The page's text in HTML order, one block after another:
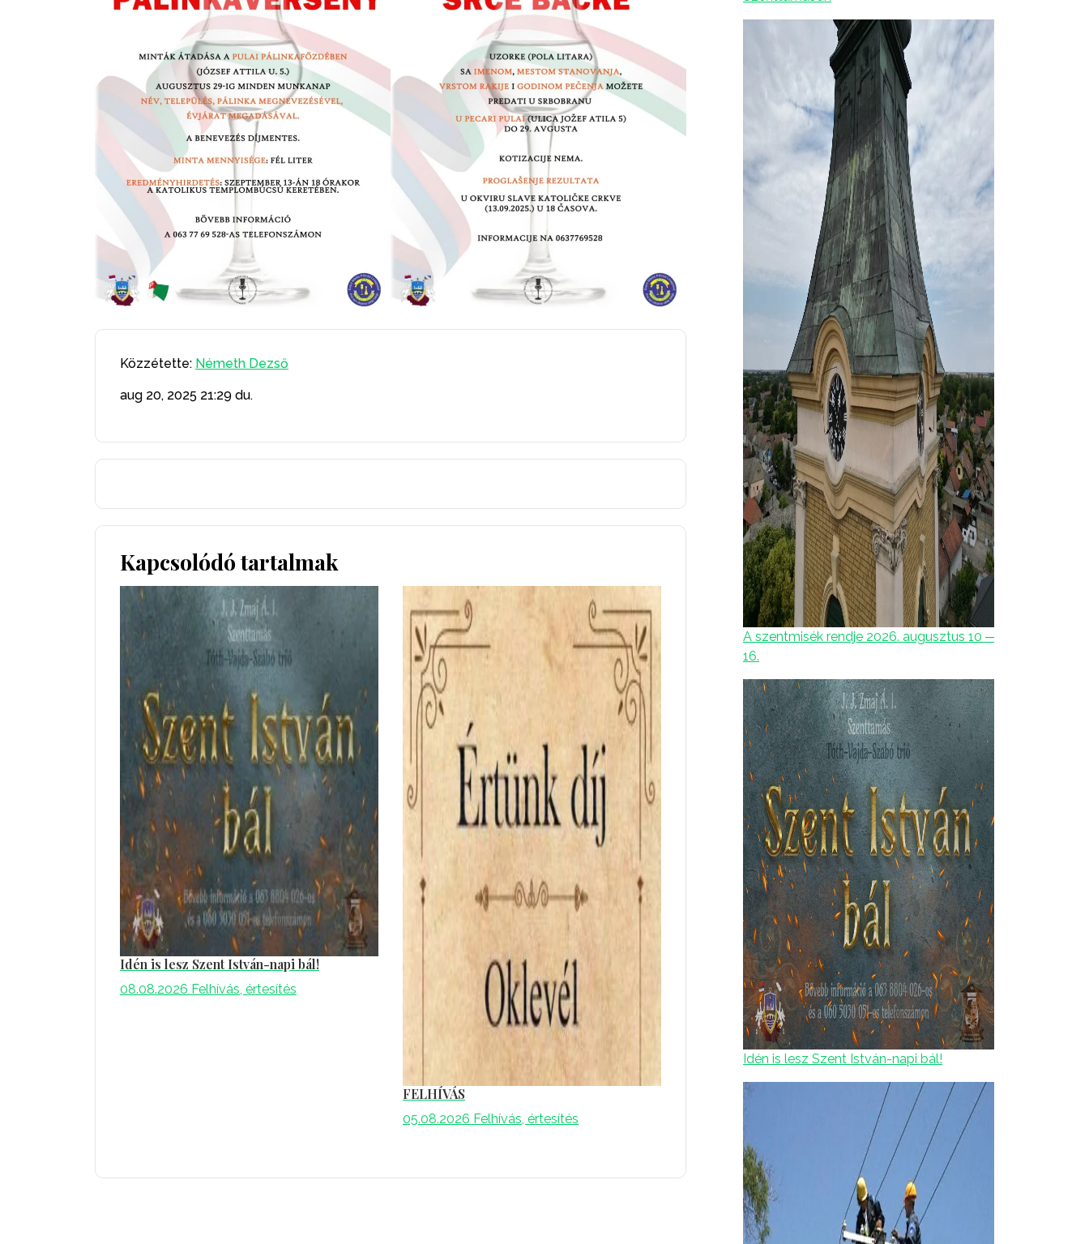
Közzétette: Németh Dezső
aug 20, 2025 21:29 du.
Kapcsolódó tartalmak
Idén is lesz Szent István-napi bál!
08.08.2026 Felhívás, értesítés
FELHÍVÁS
05.08.2026 Felhívás, értesítés
A szentmisék rendje 2026. augusztus 10 ─
16.
Idén is lesz Szent István-napi bál!